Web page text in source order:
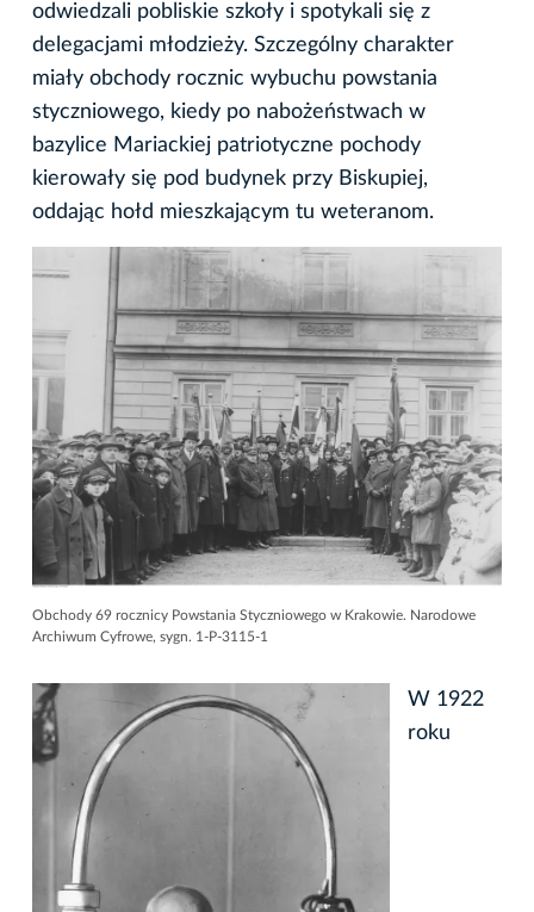
odwiedzali pobliskie szkoły i spotykali się z
delegacjami młodzieży. Szczególny charakter
miały obchody rocznic wybuchu powstania
styczniowego, kiedy po nabożeństwach w
bazylice Mariackiej patriotyczne pochody
kierowały się pod budynek przy Biskupiej,
oddając hołd mieszkającym tu weteranom.
Obchody 69 rocznicy Powstania Styczniowego w Krakowie. Narodowe
Archiwum Cyfrowe, sygn. 1-P-3115-1
W 1922
roku